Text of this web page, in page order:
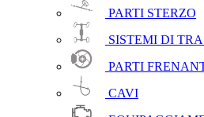
PARTI STERZO
SISTEMI DI
PARTI
CAVI